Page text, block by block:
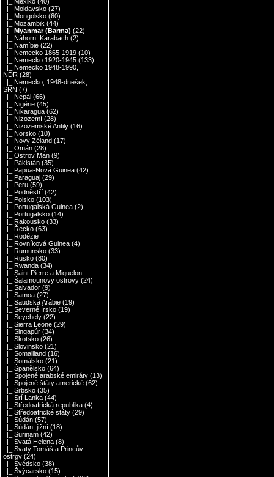
|_ Moldavsko (27)
|_ Mongolsko (60)
|_ Mozambik (44)
|_ Myanmar (Barma) (22)
|_ Náhorní Karabach (2)
|_ Namíbie (22)
|_ Nemecko 1865-1919 (10)
|_ Nemecko 1920-1945 (133)
|_ Nemecko 1948-1990,
NDR (28)
|_ Nemecko, 1948-dnešek,
SRN (7)
|_ Nepál (66)
|_ Nigérie (45)
|_ Nikaragua (62)
|_ Nizozemí (28)
|_ Nizozemské Antily (16)
|_ Norsko (10)
|_ Nový Zéland (17)
|_ Omán (28)
|_ Ostrov Man (9)
|_ Pákistán (35)
|_ Papua-Nová Guinea (42)
|_ Paraguaj (29)
|_ Peru (59)
|_ Podněstří (42)
|_ Polsko (103)
|_ Portugalská Guinea (2)
|_ Portugalsko (14)
|_ Rakousko (33)
|_ Řecko (63)
|_ Rodézie
|_ Rovníková Guinea (4)
|_ Rumunsko (33)
|_ Rusko (80)
|_ Rwanda (34)
|_ Saint Pierre a Miquelon
|_ Šalamounovy ostrovy (24)
|_ Salvador (9)
|_ Samoa (27)
|_ Saudská Arábie (19)
|_ Severné Írsko (19)
|_ Seychely (22)
|_ Sierra Leone (29)
|_ Singapúr (34)
|_ Skotsko (26)
|_ Slovinsko (21)
|_ Somaliland (16)
|_ Somálsko (21)
|_ Španělsko (64)
|_ Spojené arabské emiráty (13)
|_ Spojené štáty americké (62)
|_ Srbsko (35)
|_ Srí Lanka (44)
|_ Středoafrická republika (4)
|_ Středoafrické státy (29)
|_ Súdán (57)
|_ Súdán, jižní (18)
|_ Surinam (42)
|_ Svatá Helena (8)
|_ Svatý Tomáš a Princův
ostrov (24)
|_ Švédsko (38)
|_ Švýcarsko (15)